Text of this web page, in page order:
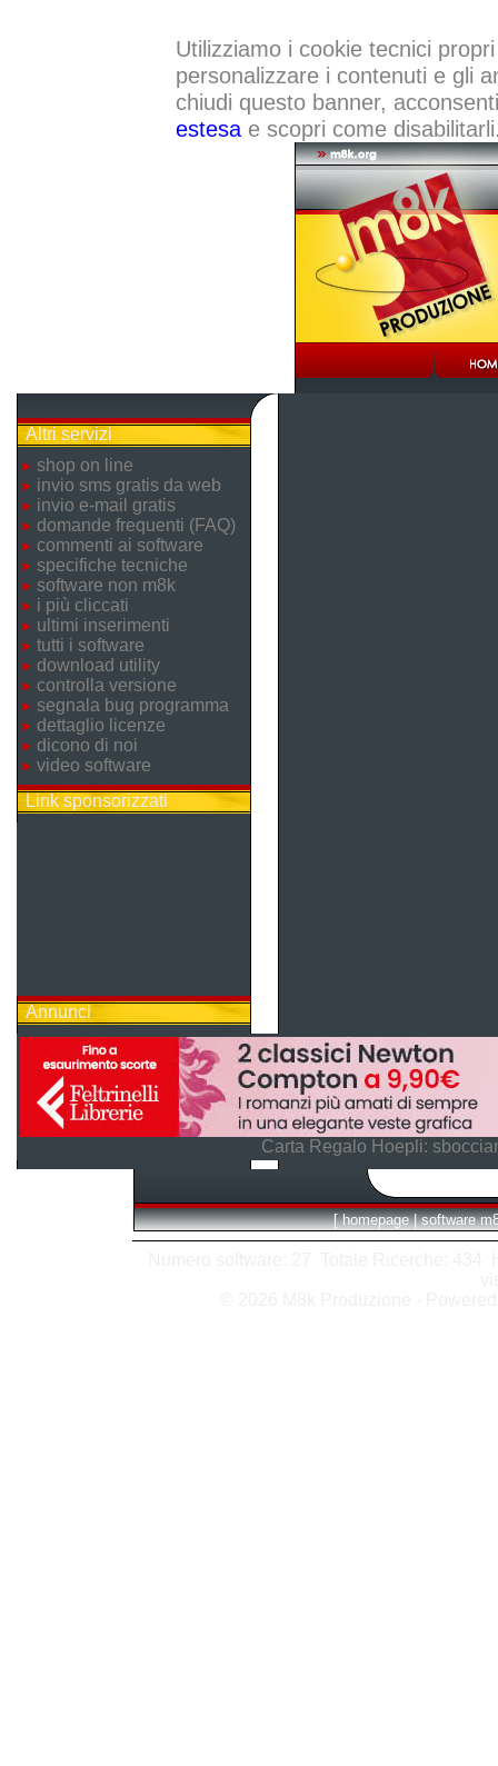
Utilizziamo i cookie tecnici
personalizzare i contenuti e gli
chiudi questo banner,
estesae scopri come
Altri servizi
shop on line
invio sms gratis da web
invio e-mail gratis
domande frequenti (FAQ)
commenti ai software
specifiche tecniche
software non m8k
i più cliccati
ultimi inserimenti
tutti i software
download utility
controlla versione
segnala bug programma
dettaglio licenze
dicono di noi
video software
Link sponsorizzati
Annunci
Carta Regalo Hoepli:
[ homepage | software